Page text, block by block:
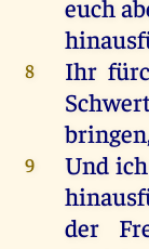
euch
8 Ihr
bringen
9 Und ich
der